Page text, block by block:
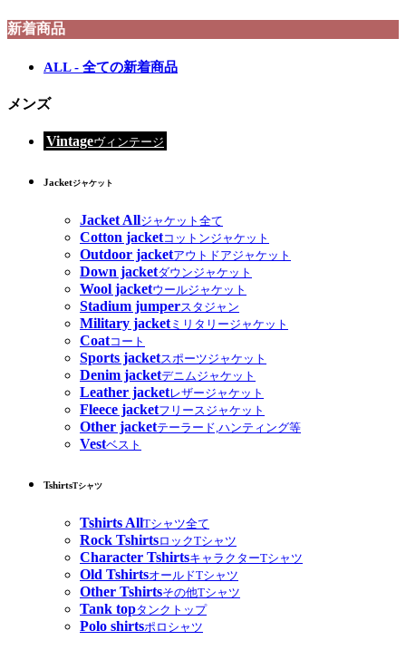
新着商品
ALL - 全ての新着商品
メンズ
Vintageヴィンテージ
Jacketジャケット
Jacket Allジャケット全て
Cotton jacketコットンジャケット
Outdoor jacketアウトドアジャケット
Down jacketダウンジャケット
Wool jacketウールジャケット
Stadium jumperスタジャン
Military jacketミリタリージャケット
Coatコート
Sports jacketスポーツジャケット
Denim jacketデニムジャケット
Leather jacketレザージャケット
Fleece jacketフリースジャケット
Other jacketテーラード,ハンティング等
Vestベスト
TshirtsTシャツ
Tshirts AllTシャツ全て
Rock TshirtsロックTシャツ
Character TshirtsキャラクターTシャツ
Old TshirtsオールドTシャツ
Other Tshirtsその他Tシャツ
Tank topタンクトップ
Polo shirtsポロシャツ